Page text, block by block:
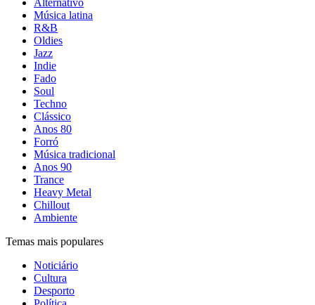
Alternativo
Música latina
R&B
Oldies
Jazz
Indie
Fado
Soul
Techno
Clássico
Anos 80
Forró
Música tradicional
Anos 90
Trance
Heavy Metal
Chillout
Ambiente
Temas mais populares
Noticiário
Cultura
Desporto